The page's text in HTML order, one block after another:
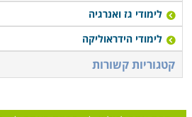
לימודי גז ואנרגיה
לימודי הידראוליקה
קטגוריות קשורות